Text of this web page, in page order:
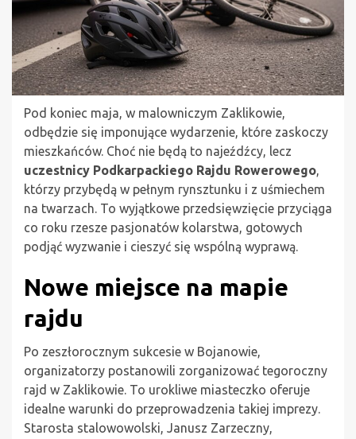
Pod koniec maja, w malowniczym Zaklikowie,
odbędzie się imponujące wydarzenie, które zaskoczy
mieszkańców. Choć nie będą to najeźdźcy, lecz
uczestnicy Podkarpackiego Rajdu Rowerowego,
którzy przybędą w pełnym rynsztunku i z uśmiechem
na twarzach. To wyjątkowe przedsięwzięcie przyciąga
co roku rzesze pasjonatów kolarstwa, gotowych
podjąć wyzwanie i cieszyć się wspólną wyprawą.
Nowe miejsce na mapie
rajdu
Po zeszłorocznym sukcesie w Bojanowie,
organizatorzy postanowili zorganizować tegoroczny
rajd w Zaklikowie. To urokliwe miasteczko oferuje
idealne warunki do przeprowadzenia takiej imprezy.
Starosta stalowowolski, Janusz Zarzeczny,